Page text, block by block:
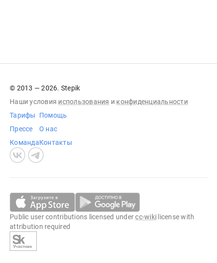
© 2013 — 2026. Stepik
Наши условия использования и конфиденциальности
Тарифы
Прессе
Команда
Помощь
О нас
Контакты
Public user contributions licensed undercc-wiki license with
attribution required